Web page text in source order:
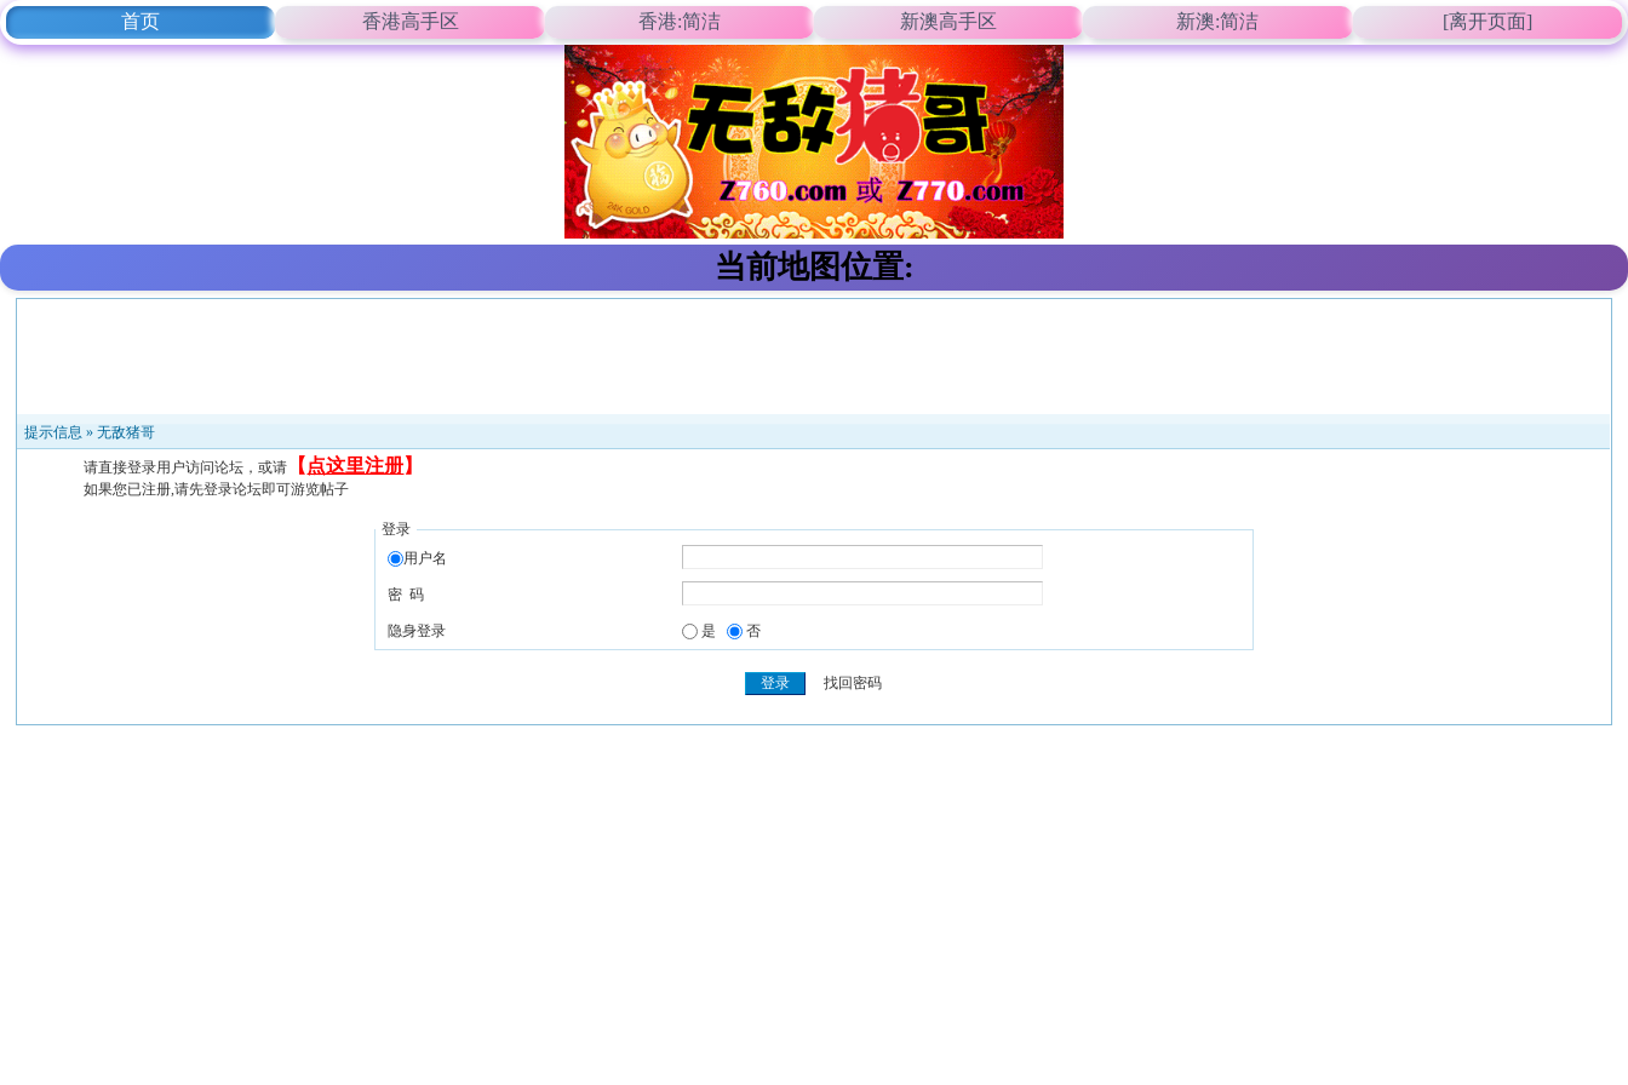
首页 香港高手区 香港:简洁 新澳高手区 新澳:简洁 [离开页面]
当前地图位置:
提示信息 »无敌猪哥
请直接登录用户访问论坛，或请 【 点这里注册】
如果您已注册,请先登录论坛即可游览帖子
登录
用户名
密 码
隐身登录 是 否
找回密码